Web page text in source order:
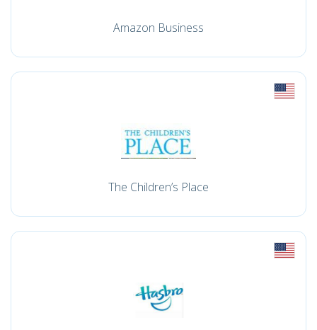
Amazon Business
The Children’s Place